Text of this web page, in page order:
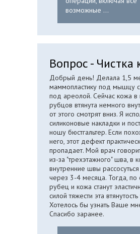
возможные ...
Вопрос - Чистка
Добрый день! Делала 1,5
маммопластику под мышцу
под ареолой. Сейчас кожа в
рубцов втянута немного
от этого смотрят вниз. Я
силиконовые накладки и
ношу бюстгальтер. Если
него, этот дефект
пропадает. Мой врач
из-за "трехэтажного" шва, в
внутренние швы рассосуться
через 3-4 месяца. Тогда, по
рубец и кожа станут
силой тяжести эта
Хотелось бы узнать Ваше
Спасибо заранее.